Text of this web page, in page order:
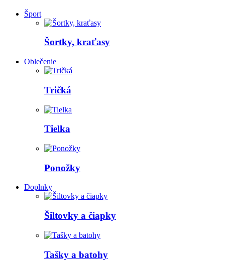
Šport
Šortky, kraťasy
Oblečenie
Tričká
Tielka
Ponožky
Doplnky
Šiltovky a čiapky
Tašky a batohy